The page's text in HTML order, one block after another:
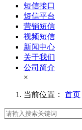
短信接口
短信平台
营销短信
视频短信
新闻中心
关于我们
公司简介
×
当前位置： 首页